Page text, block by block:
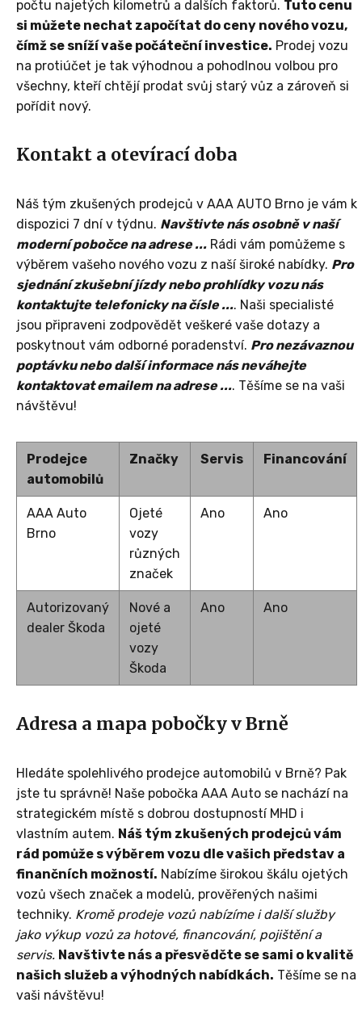
počtu najetých kilometrů a dalších faktorů. Tuto cenu
si můžete nechat započítat do ceny nového vozu,
čímž se sníží vaše počáteční investice. Prodej vozu
na protiúčet je tak výhodnou a pohodlnou volbou pro
všechny, kteří chtějí prodat svůj starý vůz a zároveň si
pořídit nový.
Kontakt a otevírací doba
Náš tým zkušených prodejců v AAA AUTO Brno je vám k
dispozici 7 dní v týdnu. Navštivte nás osobně v naší
moderní pobočce na adrese ... Rádi vám pomůžeme s
výběrem vašeho nového vozu z naší široké nabídky. Pro
sjednání zkušební jízdy nebo prohlídky vozu nás
kontaktujte telefonicky na čísle .... Naši specialisté
jsou připraveni zodpovědět veškeré vaše dotazy a
poskytnout vám odborné poradenství. Pro nezávaznou
poptávku nebo další informace nás neváhejte
kontaktovat emailem na adrese .... Těšíme se na vaši
návštěvu!
Prodejce
automobilů
Značky Servis Financování
AAA Auto
Brno
Ojeté
vozy
různých
značek
Ano Ano
Autorizovaný
dealer Škoda
Nové a
ojeté
vozy
Škoda
Ano Ano
Adresa a mapa pobočky v Brně
Hledáte spolehlivého prodejce automobilů v Brně? Pak
jste tu správně! Naše pobočka AAA Auto se nachází na
strategickém místě s dobrou dostupností MHD i
vlastním autem. Náš tým zkušených prodejců vám
rád pomůže s výběrem vozu dle vašich představ a
finančních možností. Nabízíme širokou škálu ojetých
vozů všech značek a modelů, prověřených našimi
techniky. Kromě prodeje vozů nabízíme i další služby
jako výkup vozů za hotové, financování, pojištění a
servis. Navštivte nás a přesvědčte se sami o kvalitě
našich služeb a výhodných nabídkách. Těšíme se na
vaši návštěvu!